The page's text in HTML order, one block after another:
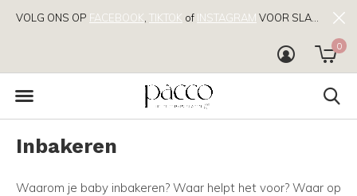
0
VOLG ONS OP FACEBOOK TIKTOK of INSTAGRAM VOOR SLAAPTIPS!
Inbakeren
Waarom je baby inbakeren? Waar helpt het voor? Waar op